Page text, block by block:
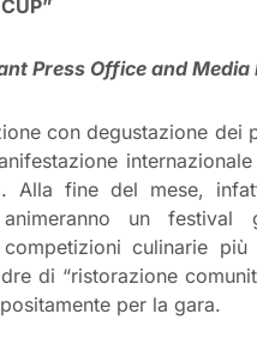
Press Office and Media
con degustazione dei
Alla fine del mese,
un festival
culinarie
di “ristorazione
per la gara.